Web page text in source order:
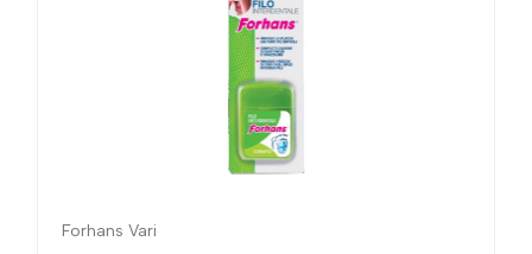
Forhans Vari